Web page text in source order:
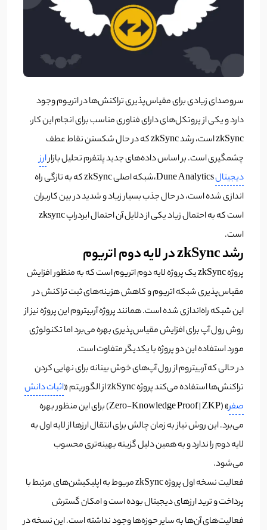
سروصدای زیادی برای مقیاس‌پذیری تراکنش‌ها در اتریوم وجود
دارد و یکی از پروتکل‌های دارای فناوری مناسب برای انجام این کار،
zkSync است، رشد zkSync که در حال شکستن نقاط عطف
چشمگیری است. بر اساس داده‌های جدید پلتفرم تحلیل بازارارز
دیجیتال
Dune Analytics،شبکه اصلی zkSync که به تازگی راه
اندازی شده است، در حال جذب بسیار زیاد و شدید در بین کاربران
است که به احتمال زیاد یکی از دلایل آن احتمال ایردراپ zksync
است.
رشد zkSync در لایه دوم اتریوم
پروژه zkSync یک پروژه لایه دوم اتریوم است که به منظور افزایش
مقیاس‌پذیری شبکه اتریوم و کاهش هزینه‌های ثبت تراکنش در
این شبکه راه‌اندازی شده است. همانند پروژه آربیتروم این پروژه نیز از
روش رول آپ برای افزایش مقیاس‌پذیری بهره می‌برد اما تکنولوژی
مورد استفاده این دو پروژه با یکدیگر متفاوت است.
در حالی که آربیتروم از رول آپ‌های خوش بینانه برای نهایی کردن
تراکنش‌ها استفاده می‌کند پروژه zkSync از الگوریتم «
اثبات دانش
صفر
» (Zero-Knowledge Proof | ZKP) برای این منظور بهره
می‌برد. این روش نیاز به زمان چالش برای انتقال ارزها از لایه اول به
لایه دوم را ندارد و به همین دلیل گزینه بهینه‌تری محسوب
می‌شود.
فعالیت نسخه اول پروژه zkSync مربوط به اپلیکیشن‌های مرتبط با
پرداخت و ترید ارزهای دیجیتال بوده است و امکان گسترش
فعالیت‌های آن‌ها به سایر حوزه‌ها وجود نداشته است. این نسخه در